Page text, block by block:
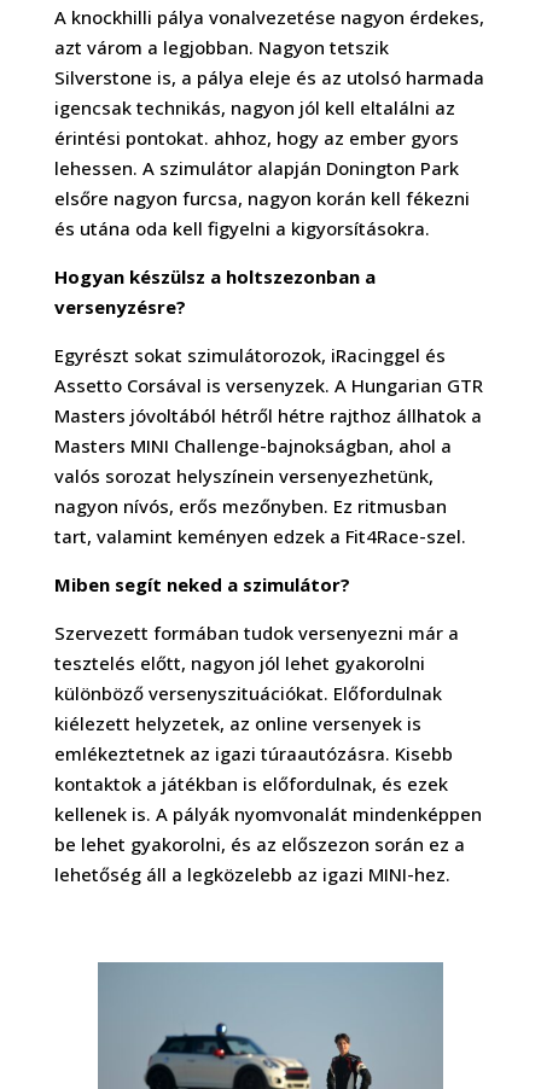
A knockhilli pálya vonalvezetése nagyon érdekes,
azt várom a legjobban. Nagyon tetszik
Silverstone is, a pálya eleje és az utolsó harmada
igencsak technikás, nagyon jól kell eltalálni az
érintési pontokat. ahhoz, hogy az ember gyors
lehessen. A szimulátor alapján Donington Park
elsőre nagyon furcsa, nagyon korán kell fékezni
és utána oda kell figyelni a kigyorsításokra.
Hogyan készülsz a holtszezonban a
versenyzésre?
Egyrészt sokat szimulátorozok, iRacinggel és
Assetto Corsával is versenyzek. A Hungarian GTR
Masters jóvoltából hétről hétre rajthoz állhatok a
Masters MINI Challenge-bajnokságban, ahol a
valós sorozat helyszínein versenyezhetünk,
nagyon nívós, erős mezőnyben. Ez ritmusban
tart, valamint keményen edzek a Fit4Race-szel.
Miben segít neked a szimulátor?
Szervezett formában tudok versenyezni már a
tesztelés előtt, nagyon jól lehet gyakorolni
különböző versenyszituációkat. Előfordulnak
kiélezett helyzetek, az online versenyek is
emlékeztetnek az igazi túraautózásra. Kisebb
kontaktok a játékban is előfordulnak, és ezek
kellenek is. A pályák nyomvonalát mindenképpen
be lehet gyakorolni, és az előszezon során ez a
lehetőség áll a legközelebb az igazi MINI-hez.